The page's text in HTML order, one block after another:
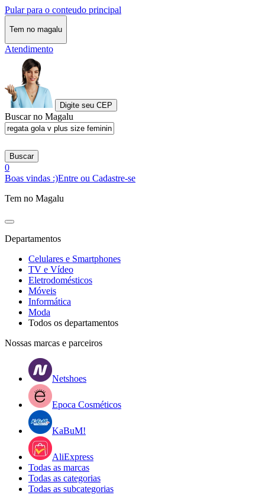
Pular para o conteudo principal
Tem no magalu
Atendimento
Digite seu CEP
Buscar no Magalu
Buscar
0
Boas vindas :)Entre ou Cadastre-se
Tem no Magalu
Departamentos
Celulares e Smartphones
TV e Vídeo
Eletrodomésticos
Móveis
Informática
Moda
Todos os departamentos
Nossas marcas e parceiros
Netshoes
Epoca Cosméticos
KaBuM!
AliExpress
Todas as marcas
Todas as categorias
Todas as subcategorias